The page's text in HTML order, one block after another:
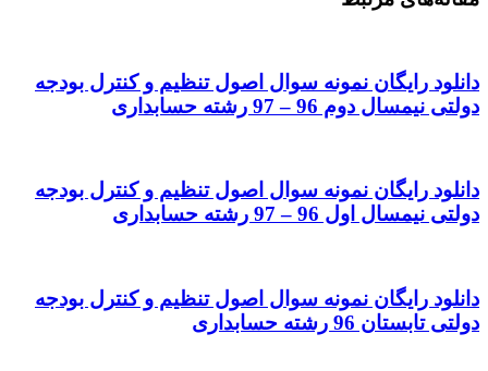
دانلود رایگان نمونه سوال اصول تنظیم و کنترل بودجه
دولتی نیمسال دوم 96 – 97 رشته حسابداری
دانلود رایگان نمونه سوال اصول تنظیم و کنترل بودجه
دولتی نیمسال اول 96 – 97 رشته حسابداری
دانلود رایگان نمونه سوال اصول تنظیم و کنترل بودجه
دولتی تابستان 96 رشته حسابداری